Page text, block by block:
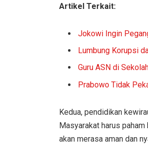
Artikel Terkait:
Jokowi Ingin
Lumbung Korupsi
Guru ASN di
Prabowo Tidak
Kedua, pendidikan
Masyarakat harus
akan merasa aman dan